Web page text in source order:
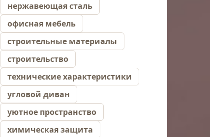
нержавеющая сталь
офисная мебель
строительные материалы
строительство
технические характеристики
угловой диван
уютное пространство
химическая защита